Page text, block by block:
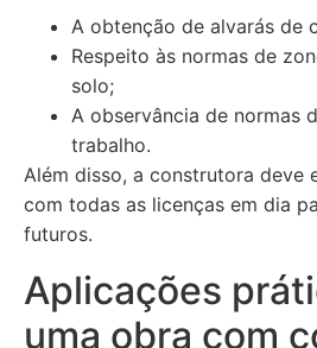
A obtenção de alvarás de
Respeito às normas de
solo;
A observância de normas
trabalho.
Além disso, a construtora deve
com todas as licenças em dia
futuros.
Aplicações
uma obra com